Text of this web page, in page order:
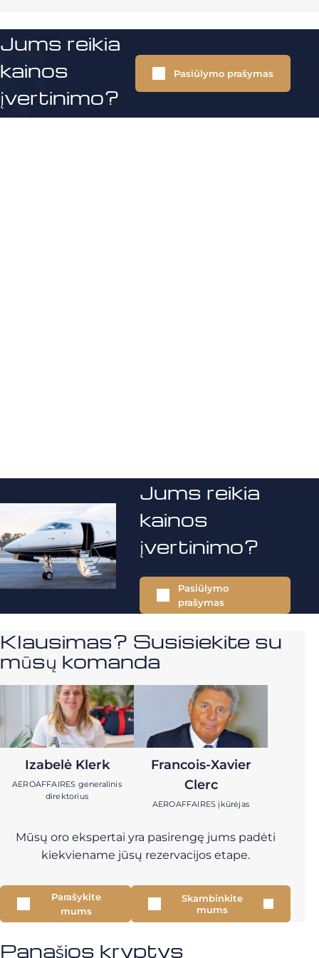
Jums reikia
kainos
įvertinimo?
Pasiūlymo prašymas
Jums reikia
kainos
įvertinimo?
Pasiūlymo
prašymas
Klausimas? Susisiekite su
mūsų komanda
Izabelė Klerk
AEROAFFAIRES generalinis
direktorius
Francois-Xavier
Clerc
AEROAFFAIRES įkūrėjas
Mūsų oro ekspertai yra pasirengę jums padėti
kiekviename jūsų rezervacijos etape.
Parašykite
mums
Skambinkite
mums
Panašios kryptys